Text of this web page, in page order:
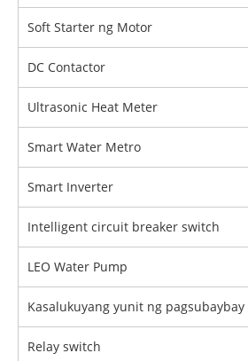
Soft Starter ng Motor
DC Contactor
Ultrasonic Heat Meter
Smart Water Metro
Smart Inverter
Intelligent circuit breaker switch
LEO Water Pump
Kasalukuyang yunit ng pagsubaybay
Relay switch